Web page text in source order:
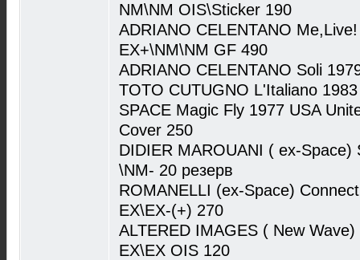
NM\NM OIS\Sticker 190
ADRIANO CELENTANO
EX+\NM\NM GF 490
ADRIANO CELENTANO Soli
TOTO CUTUGNO L'Italiano
SPACE Magic Fly 1977 USA
Cover 250
DIDIER MAROUANI ( ex-
\NM- 20 резерв
ROMANELLI (ex-Space)
EX\EX-(+) 270
ALTERED IMAGES ( New
EX\EX OIS 120